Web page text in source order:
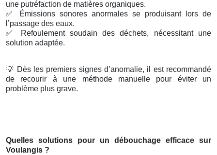
une putréfaction de matières organiques.
✅
Émissions sonores anormales se produisant lors de
l’passage des eaux.
✅
Refoulement soudain des déchets, nécessitant une
solution adaptée.
💡 Dès les premiers signes d’anomalie, il est recommandé
de recourir à une méthode manuelle pour éviter un
problème plus grave.
Quelles solutions pour un débouchage efficace sur
Voulangis ?